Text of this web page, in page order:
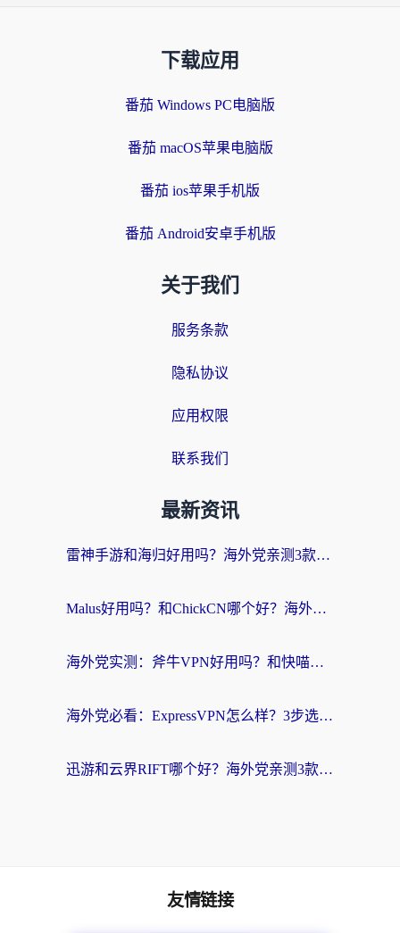
下载应用
番茄 Windows PC电脑版
番茄 macOS苹果电脑版
番茄 ios苹果手机版
番茄 Android安卓手机版
关于我们
服务条款
隐私协议
应用权限
联系我们
最新资讯
雷神手游和海归好用吗？海外党亲测3款热门回国加速器+番茄加速器深度体验
Malus好用吗？和ChickCN哪个好？海外党亲测：选对回国加速器，追剧游戏不卡顿
海外党实测：斧牛VPN好用吗？和快喵VPN对比哪个回国效果更好？附3款热门加速器深度分析
海外党必看：ExpressVPN怎么样？3步选对回国加速器，无缝刷国内剧玩手游
迅游和云界RIFT哪个好？海外党亲测3款回国加速器，教你无缝刷国内剧玩游戏
友情链接